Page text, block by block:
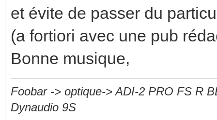
et évite de passer du
(a fortiori avec une pub
Bonne musique,
Foobar -> optique-> ADI-2 PRO FS R
Dynaudio 9S